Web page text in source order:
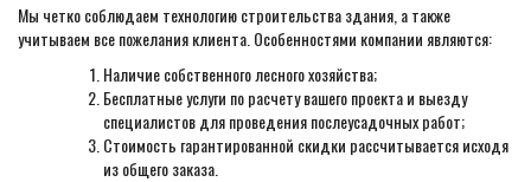
Мы четко соблюдаем технологию строительства здания, а также
учитываем все пожелания клиента. Особенностями компании являются:
Наличие собственного лесного хозяйства;
Бесплатные услуги по расчету вашего проекта и выезду
специалистов для проведения послеусадочных работ;
Стоимость гарантированной скидки рассчитывается исходя
из общего заказа.